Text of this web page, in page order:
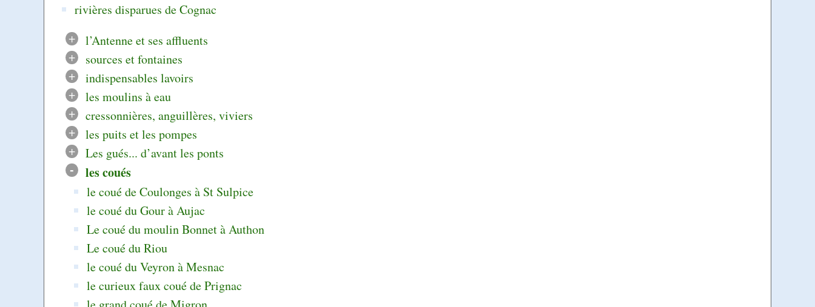
rivières disparues de Cognac
+
l’Antenne et ses affluents
+
sources et fontaines
+
indispensables lavoirs
+
les moulins à eau
+
cressonnières, anguillères, viviers
+
les puits et les pompes
+
Les gués... d’avant les ponts
- les coués
le coué de Coulonges à St Sulpice
le coué du Gour à Aujac
Le coué du moulin Bonnet à Authon
Le coué du Riou
le coué du Veyron à Mesnac
le curieux faux coué de Prignac